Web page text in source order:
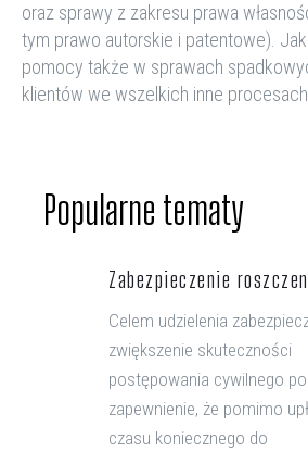
oraz sprawy z zakresu prawa
tym prawo autorskie i patentowe)
pomocy także w sprawach spadkow
klientów we wszelkich inne procesach
Popularne tematy
Zabezpieczenie
Celem udzielenia
zwiększenie skuteczności
postępowania cywilnego
zapewnienie, że pomimo
czasu koniecznego do